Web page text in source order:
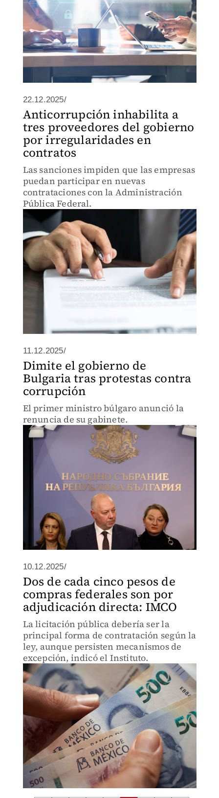
22.12.2025/
Anticorrupción inhabilita a
tres proveedores del gobierno
por irregularidades en
contratos
Las sanciones impiden que las empresas
puedan participar en nuevas
contrataciones con la Administración
Pública Federal.
11.12.2025/
Dimite el gobierno de
Bulgaria tras protestas contra
corrupción
El primer ministro búlgaro anunció la
renuncia de su gabinete.
10.12.2025/
Dos de cada cinco pesos de
compras federales son por
adjudicación directa: IMCO
La licitación pública debería ser la
principal forma de contratación según la
ley, aunque persisten mecanismos de
excepción, indicó el Instituto.